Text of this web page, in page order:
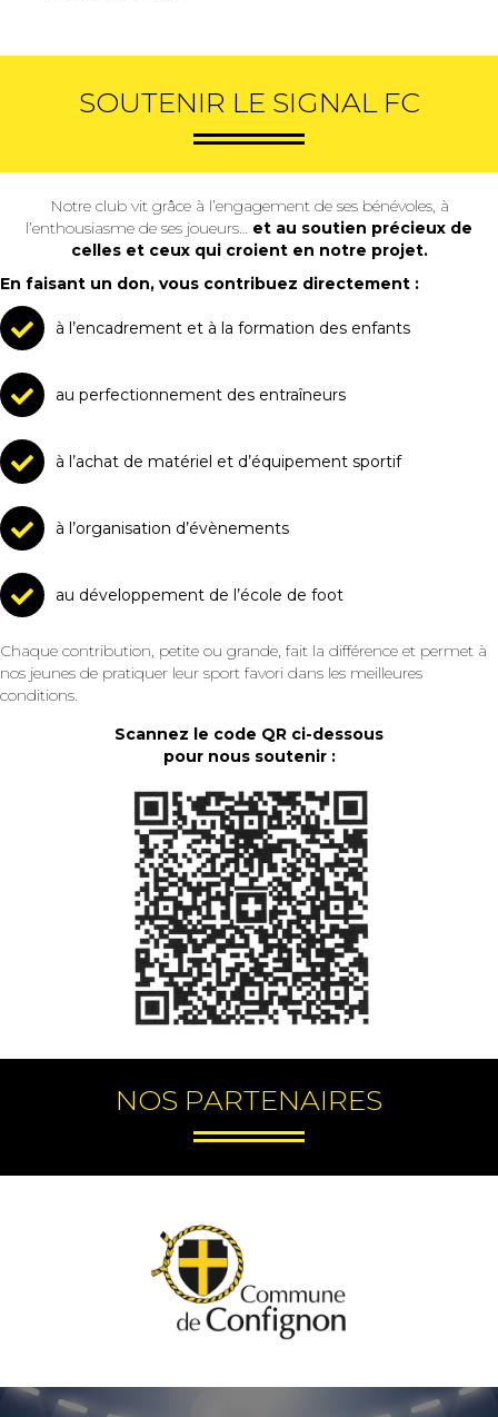
SOUTENIR LE SIGNAL FC
Notre club vit grâce à l’engagement de ses bénévoles, à
l’enthousiasme de ses joueurs… et au soutien précieux de
celles et ceux qui croient en notre projet.
En faisant un don, vous contribuez directement :
à l’encadrement et à la formation des enfants
au perfectionnement des entraîneurs
à l’achat de matériel et d’équipement sportif
à l’organisation d’évènements
au développement de l’école de foot
Chaque contribution, petite ou grande, fait la différence et permet à
nos jeunes de pratiquer leur sport favori dans les meilleures
conditions.
Scannez le code QR ci-dessous
pour nous soutenir :
NOS PARTENAIRES